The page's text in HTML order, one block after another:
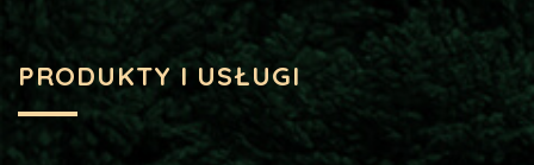
PRODUKTY I USŁUGI